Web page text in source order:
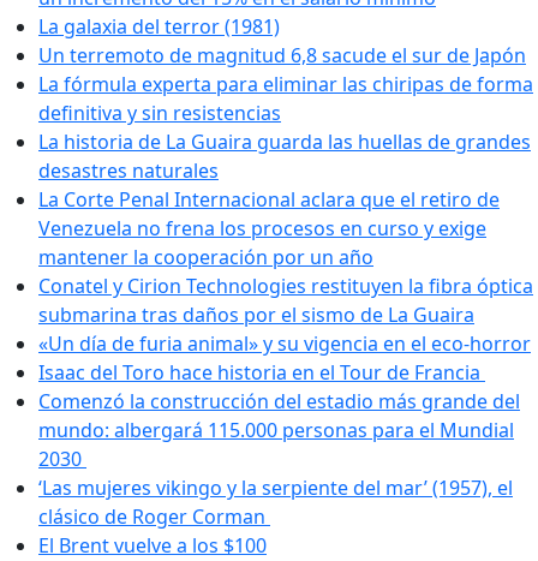
La galaxia del terror (1981)
Un terremoto de magnitud 6,8 sacude el sur de Japón
La fórmula experta para eliminar las chiripas de forma
definitiva y sin resistencias
La historia de La Guaira guarda las huellas de grandes
desastres naturales
La Corte Penal Internacional aclara que el retiro de
Venezuela no frena los procesos en curso y exige
mantener la cooperación por un año
Conatel y Cirion Technologies restituyen la fibra óptica
submarina tras daños por el sismo de La Guaira
«Un día de furia animal» y su vigencia en el eco-horror
Isaac del Toro hace historia en el Tour de Francia
Comenzó la construcción del estadio más grande del
mundo: albergará 115.000 personas para el Mundial
2030
‘Las mujeres vikingo y la serpiente del mar’ (1957), el
clásico de Roger Corman
El Brent vuelve a los $100